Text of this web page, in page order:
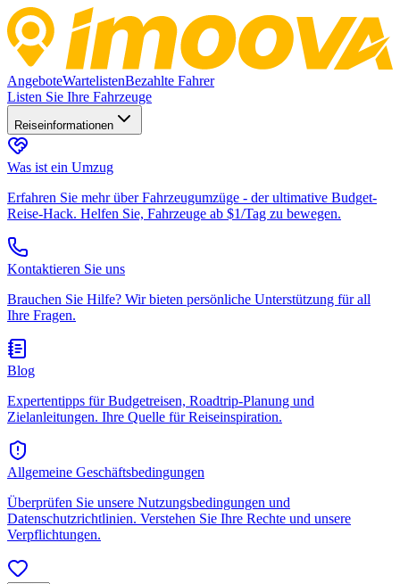
AngeboteWartelistenBezahlte Fahrer
Listen Sie Ihre Fahrzeuge
Reiseinformationen
Was ist ein Umzug
Erfahren Sie mehr über Fahrzeugumzüge - der ultimative Budget-
Reise-Hack. Helfen Sie, Fahrzeuge ab $1/Tag zu bewegen.
Kontaktieren Sie uns
Brauchen Sie Hilfe? Wir bieten persönliche Unterstützung für all
Ihre Fragen.
Blog
Expertentipps für Budgetreisen, Roadtrip-Planung und
Zielanleitungen. Ihre Quelle für Reiseinspiration.
Allgemeine Geschäftsbedingungen
Überprüfen Sie unsere Nutzungsbedingungen und
Datenschutzrichtlinien. Verstehen Sie Ihre Rechte und unsere
Verpflichtungen.